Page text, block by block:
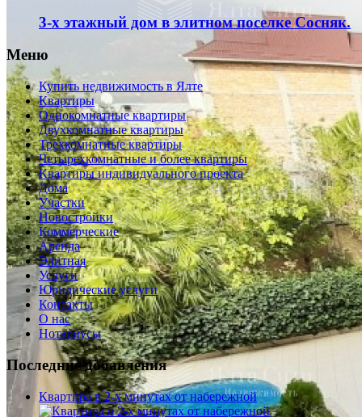
3-х этажный дом в элитном поселке Сосняк.
Меню
Купить недвижимость в Ялте
Квартиры
Однокомнатные квартиры
Двухкомнатные квартиры
Трехкомнатные квартиры
Четырехкомнатные и более квартиры
Квартиры индивидуального проекта
Дома
Участки
Новостройки
Коммерческие
Аренда
Элитная
Услуги
Юридические услуги
Контакты
О нас
Нотариусы
Последние добавления
Квартира в 2-х минутах от набережной